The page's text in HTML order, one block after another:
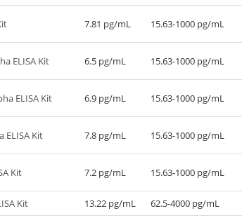
7.81 pg/mL 15.63-1000 pg/mL
ELISA Kit 6.5 pg/mL 15.63-1000 pg/mL
ELISA Kit 6.9 pg/mL 15.63-1000 pg/mL
ELISA Kit 7.8 pg/mL 15.63-1000 pg/mL
Kit 7.2 pg/mL 15.63-1000 pg/mL
Kit 13.22 pg/mL 62.5-4000 pg/mL